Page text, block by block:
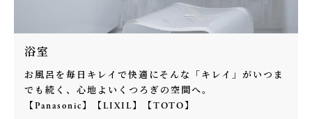
浴室
お風呂を毎日キレイで快適にそんな「キレイ」がいつま
でも続く、心地よいくつろぎの空間へ。
【Panasonic】【LIXIL】【TOTO】